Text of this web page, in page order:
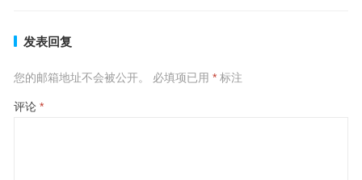
发表回复
您的邮箱地址不会被公开。 必填项已用 *标注
评论 *